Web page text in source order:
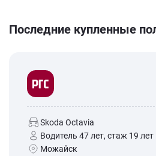
Последние купленные
Skoda Octavia
Водитель 47 лет, стаж 19 лет
Можайск